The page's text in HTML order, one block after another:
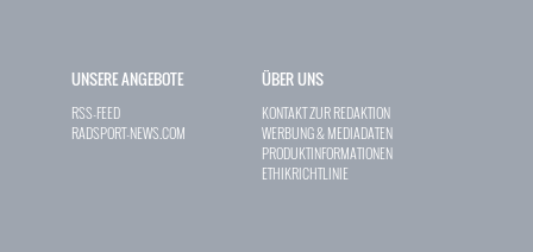
UNSERE ANGEBOTE
RSS-FEED
RADSPORT-NEWS.COM
ÜBER UNS
KONTAKT ZUR REDAKTION
WERBUNG & MEDIADATEN
PRODUKTINFORMATIONEN
ETHIKRICHTLINIE